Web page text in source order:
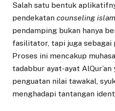
Salah satu bentuk
pendekatan counseling
pendamping bukan hanya
fasilitator, tapi juga sebagai
Proses ini mencakup
tadabbur ayat-ayat
penguatan nilai tawakal,
menghadapi tantangan